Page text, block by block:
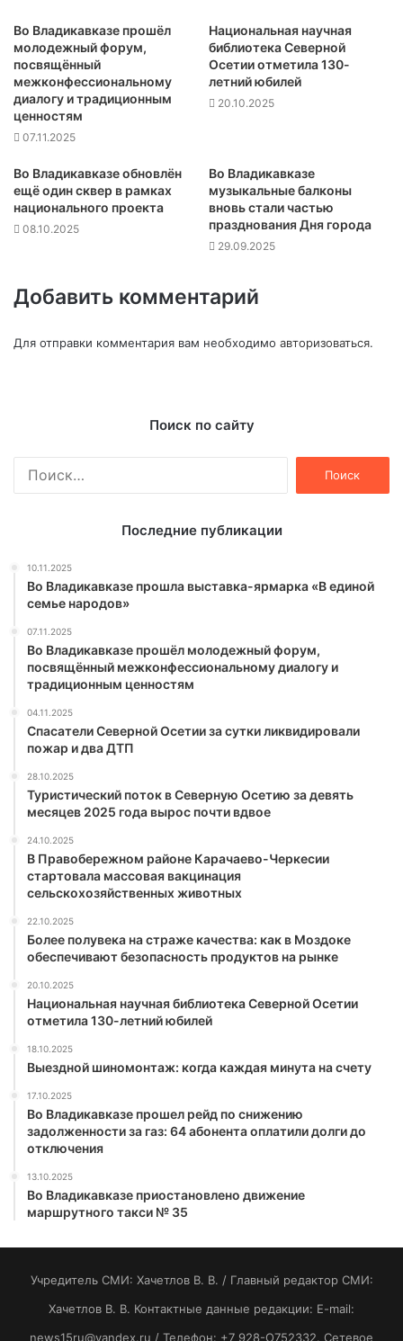
Во Владикавказе прошёл
молодежный форум,
посвящённый
межконфессиональному
диалогу и традиционным
ценностям
07.11.2025
Национальная научная
библиотека Северной
Осетии отметила 130-
летний юбилей
20.10.2025
Во Владикавказе обновлён
ещё один сквер в рамках
национального проекта
08.10.2025
Во Владикавказе
музыкальные балконы
вновь стали частью
празднования Дня города
29.09.2025
Добавить комментарий
Для отправки комментария вам необходимо авторизоваться.
Поиск по сайту
Последние публикации
10.11.2025
Во Владикавказе прошла выставка-ярмарка «В единой
семье народов»
07.11.2025
Во Владикавказе прошёл молодежный форум,
посвящённый межконфессиональному диалогу и
традиционным ценностям
04.11.2025
Спасатели Северной Осетии за сутки ликвидировали
пожар и два ДТП
28.10.2025
Туристический поток в Северную Осетию за девять
месяцев 2025 года вырос почти вдвое
24.10.2025
В Правобережном районе Карачаево-Черкесии
стартовала массовая вакцинация
сельскохозяйственных животных
22.10.2025
Более полувека на страже качества: как в Моздоке
обеспечивают безопасность продуктов на рынке
20.10.2025
Национальная научная библиотека Северной Осетии
отметила 130-летний юбилей
18.10.2025
Выездной шиномонтаж: когда каждая минута на счету
17.10.2025
Во Владикавказе прошел рейд по снижению
задолженности за газ: 64 абонента оплатили долги до
отключения
13.10.2025
Во Владикавказе приостановлено движение
маршрутного такси № 35
Учредитель СМИ: Хaчeтлoв B. B. / Главный редактор СМИ:
Хaчeтлoв B. B. Контактные данные редакции: E-mail:
news15ru@yandex.ru / Телефон: +7 928-O752332. Сетевое